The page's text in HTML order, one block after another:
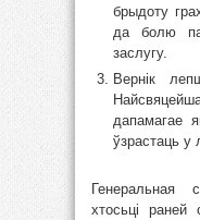
брыдоту
да болю
заслугу.
Вернік
дапамагае
ўзрастаць у
Генеральная
хтосьці